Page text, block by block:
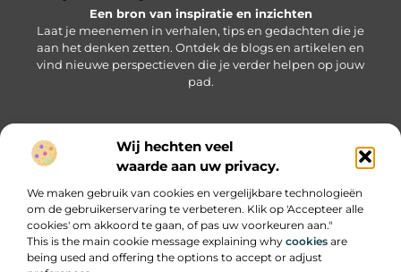
Wij hechten veel
waarde aan uw privacy.
We maken gebruik van cookies en vergelijkbare technologieën
om de gebruikerservaring te verbeteren. Klik op 'Accepteer alle
cookies' om akkoord te gaan, of pas uw voorkeuren aan."
This is the main cookie message explaining why cookies are
being used and offering the options to accept or adjust
Een bron van inspiratie en inzichten
Laat je meenemen in verhalen, tips en gedachten die je
aan het denken zetten. Ontdek de blogs en artikelen en
vind nieuwe perspectieven die je verder helpen op jouw
pad.
Bericht categorie
Onze informatie